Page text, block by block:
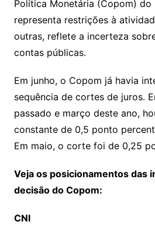
m
l
Política Monetária (Copom) do
representa restrições à
outras, reflete a incerteza
contas públicas.
Em junho, o Copom já havia
sequência de cortes de juros.
passado e março deste ano,
constante de 0,5 ponto
Em maio, o corte foi de 0,25
Veja os posicionamentos das
decisão do Copom:
CNI